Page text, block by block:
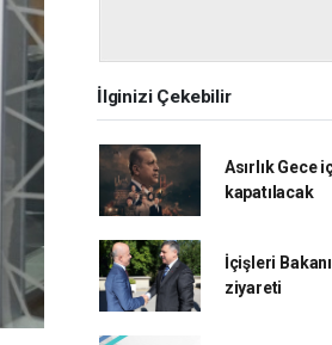
İlginizi Çekebilir
Asırlık Gece
kapatılacak
İçişleri
ziyareti